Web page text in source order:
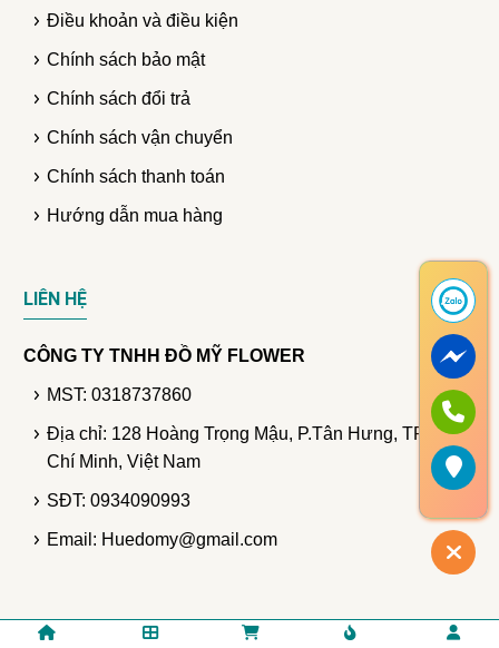
Điều khoản và điều kiện
Chính sách bảo mật
Chính sách đổi trả
Chính sách vận chuyển
Chính sách thanh toán
Hướng dẫn mua hàng
LIÊN HỆ
CÔNG TY TNHH ĐỒ MỸ FLOWER
MST: 0318737860
Địa chỉ: 128 Hoàng Trọng Mậu, P.Tân Hưng, TP. Hồ
Chí Minh, Việt Nam
SĐT: 0934090993
Email: Huedomy@gmail.com
© Bản quyền thuộc DomyFlower